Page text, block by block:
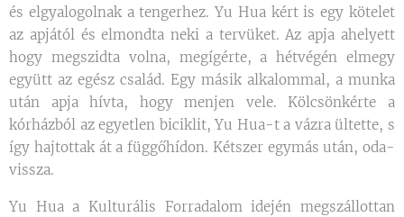
és elgyalogolnak a tengerhez. Yu Hua kért is egy kötelet
az apjától és elmondta neki a tervüket. Az apja ahelyett
hogy megszidta volna, megígérte, a hétvégén elmegy
együtt az egész család. Egy másik alkalommal, a munka
után apja hívta, hogy menjen vele. Kölcsönkérte a
kórházból az egyetlen biciklit, Yu Hua-t a vázra ültette, s
így hajtottak át a függőhídon. Kétszer egymás után, oda-
vissza.
Yu Hua a Kulturális Forradalom idején megszállottan